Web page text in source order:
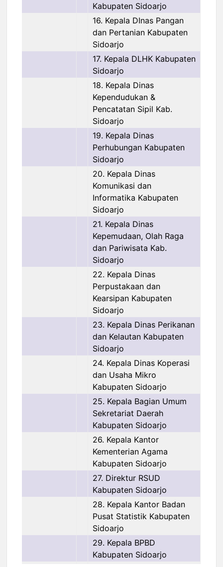
Kabupaten Sidoarjo
16. Kepala DInas Pangan
dan Pertanian Kabupaten
Sidoarjo
17. Kepala DLHK Kabupaten
Sidoarjo
18. Kepala Dinas
Kependudukan &
Pencatatan Sipil Kab.
Sidoarjo
19. Kepala Dinas
Perhubungan Kabupaten
Sidoarjo
20. Kepala Dinas
Komunikasi dan
Informatika Kabupaten
Sidoarjo
21. Kepala Dinas
Kepemudaan, Olah Raga
dan Pariwisata Kab.
Sidoarjo
22. Kepala Dinas
Perpustakaan dan
Kearsipan Kabupaten
Sidoarjo
23. Kepala Dinas Perikanan
dan Kelautan Kabupaten
Sidoarjo
24. Kepala Dinas Koperasi
dan Usaha Mikro
Kabupaten Sidoarjo
25. Kepala Bagian Umum
Sekretariat Daerah
Kabupaten Sidoarjo
26. Kepala Kantor
Kementerian Agama
Kabupaten Sidoarjo
27. Direktur RSUD
Kabupaten Sidoarjo
28. Kepala Kantor Badan
Pusat Statistik Kabupaten
Sidoarjo
29. Kepala BPBD
Kabupaten Sidoarjo